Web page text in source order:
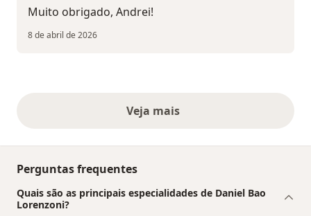
Muito obrigado, Andrei!
8 de abril de 2026
Veja maisopiniões acima
Perguntas frequentes
Quais são as principais especialidades de Daniel Bao
Lorenzoni?